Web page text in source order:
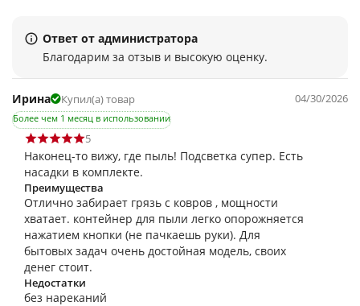
Ответ от администратора
Благодарим за отзыв и высокую оценку.
Ирина Купил(а) товар
Более чем 1 месяц в использовании
04/30/2026
5
Наконец-то вижу, где пыль! Подсветка супер. Есть
насадки в комплекте.
Преимущества
Отлично забирает грязь с ковров , мощности
хватает. контейнер для пыли легко опорожняется
нажатием кнопки (не пачкаешь руки). Для
бытовых задач очень достойная модель, своих
денег стоит.
Недостатки
без нареканий